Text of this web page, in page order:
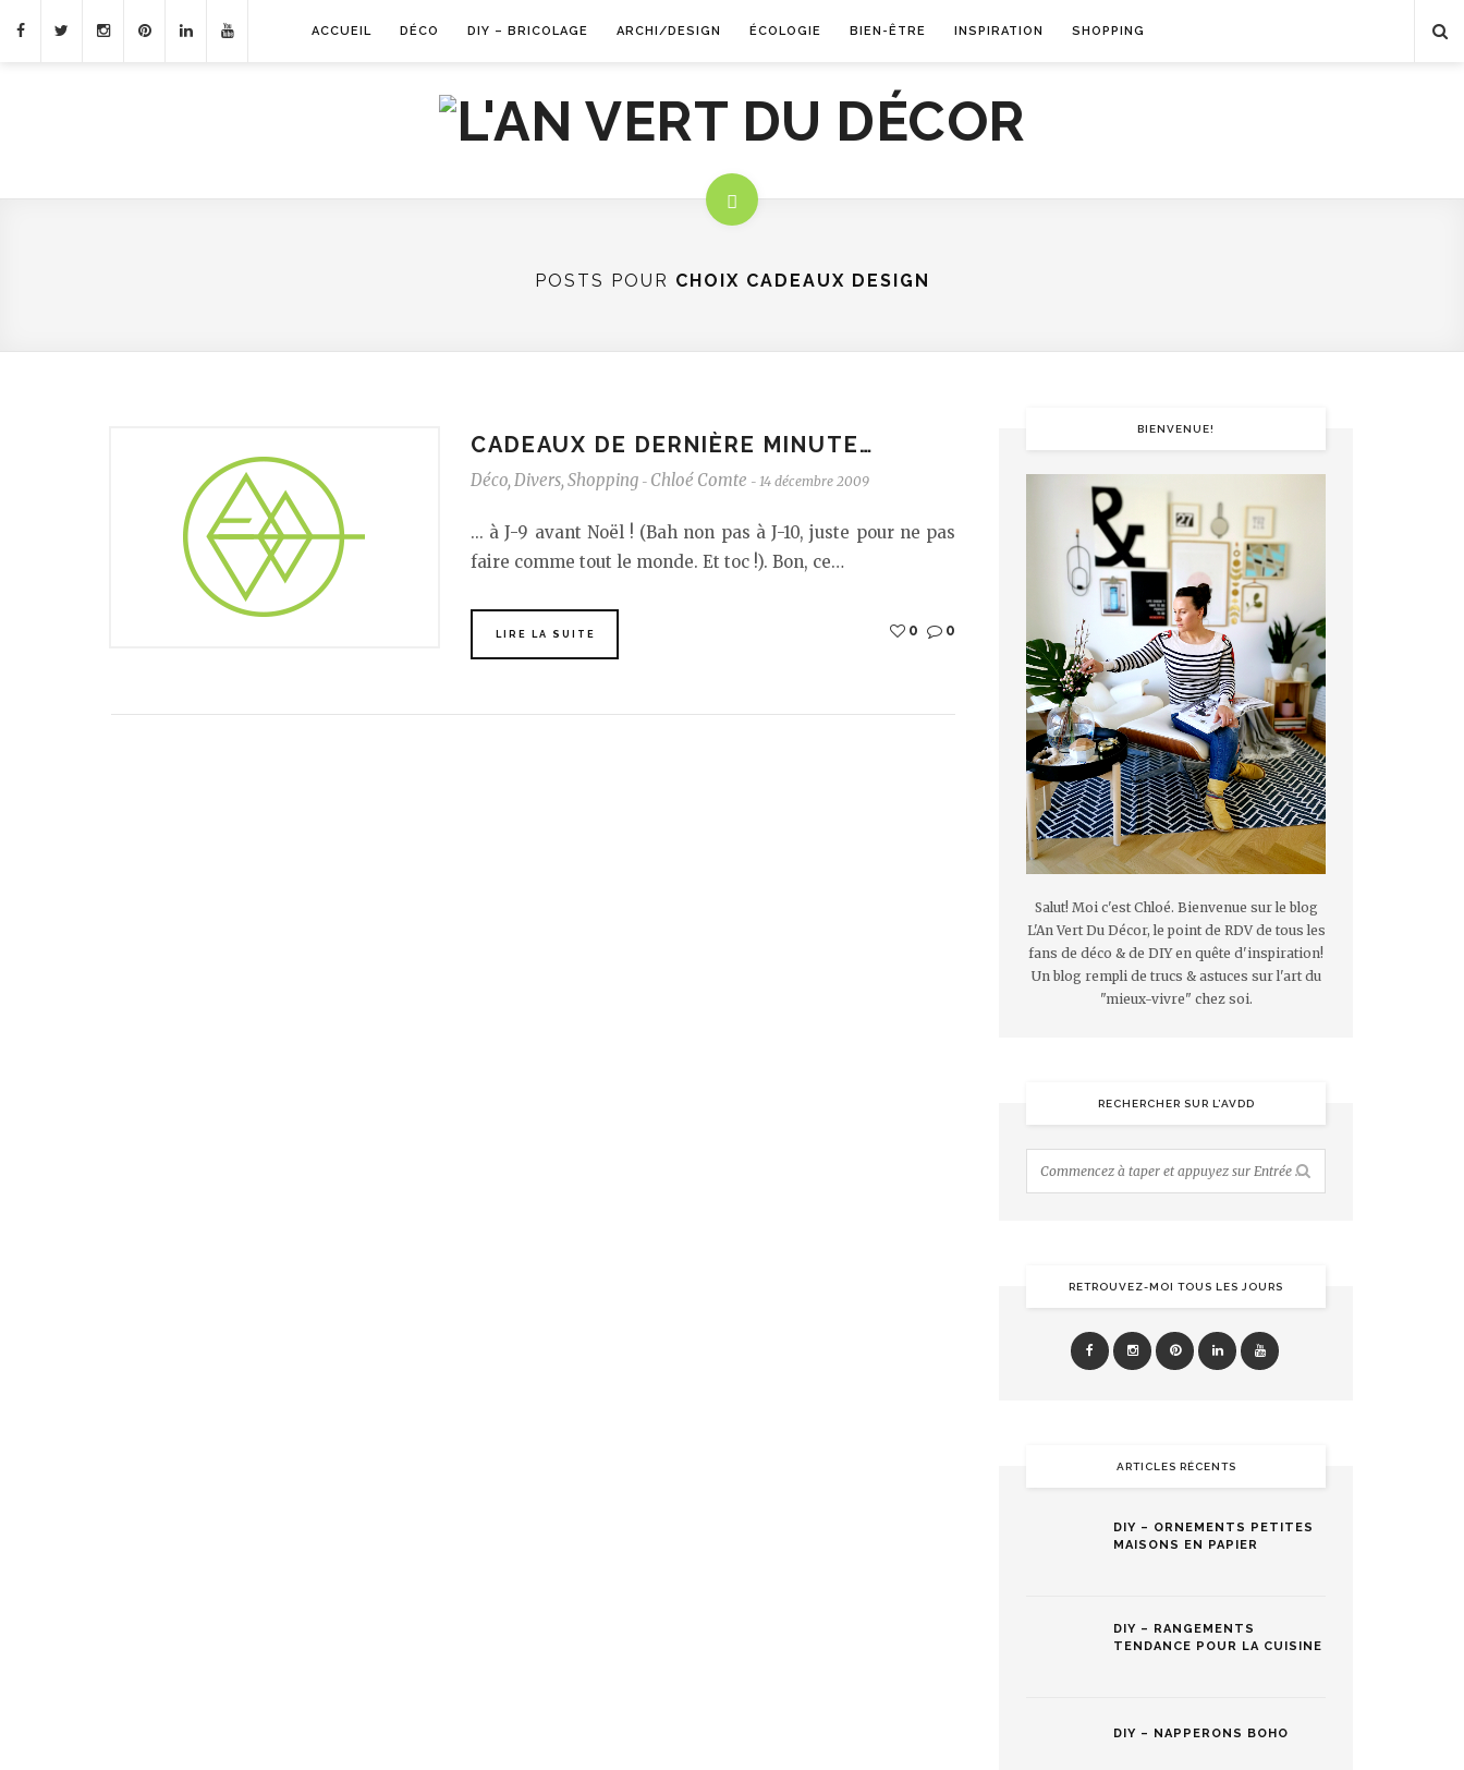
ACCUEIL DÉCO DIY – BRICOLAGE ARCHI/DESIGN ÉCOLOGIE BIEN-ÊTRE INSPIRATION SHOPPING
POSTS POUR CHOIX CADEAUX DESIGN
CADEAUX DE DERNIÈRE MINUTE…
Déco, Divers, Shopping - Chloé Comte - 14 décembre 2009
... à J-9 avant Noël ! (Bah non pas à J-10, juste pour ne pas
faire comme tout le monde. Et toc !). Bon, ce…
LIRE LA SUITE 0 0
BIENVENUE!
Salut! Moi c'est Chloé. Bienvenue sur le blog
L'An Vert Du Décor, le point de RDV de tous les
fans de déco & de DIY en quête d'inspiration!
Un blog rempli de trucs & astuces sur l'art du
"mieux-vivre" chez soi.
RECHERCHER SUR L’AVDD
RETROUVEZ-MOI TOUS LES JOURS
ARTICLES RÉCENTS
DIY – ORNEMENTS PETITES
MAISONS EN PAPIER
DIY – RANGEMENTS
TENDANCE POUR LA CUISINE
DIY – NAPPERONS BOHO